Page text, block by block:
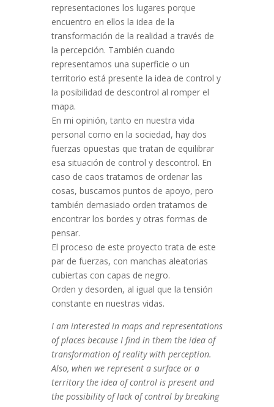
representaciones los lugares porque
encuentro en ellos la idea de la
transformación de la realidad a través de
la percepción. También cuando
representamos una superficie o un
territorio está presente la idea de control y
la posibilidad de descontrol al romper el
mapa.
En mi opinión, tanto en nuestra vida
personal como en la sociedad, hay dos
fuerzas opuestas que tratan de equilibrar
esa situación de control y descontrol. En
caso de caos tratamos de ordenar las
cosas, buscamos puntos de apoyo, pero
también demasiado orden tratamos de
encontrar los bordes y otras formas de
pensar.
El proceso de este proyecto trata de este
par de fuerzas, con manchas aleatorias
cubiertas con capas de negro.
Orden y desorden, al igual que la tensión
constante en nuestras vidas.
I am interested in maps and representations
of places because I find in them the idea of
transformation of reality with perception.
Also, when we represent a surface or a
territory the idea of control is present and
the possibility of lack of control by breaking